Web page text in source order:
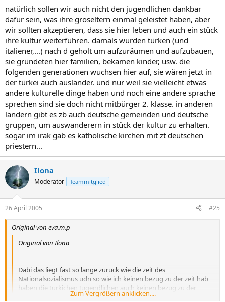
jugendlichen Türken nicht dafür dankbar sein das sie behilflich
waren Deutschland wieder mitaufzubauen. den sie waren es nicht.
natürlich sollen wir auch nicht den jugendlichen dankbar
dafür sein, was ihre groseltern einmal geleistet haben, aber
wir sollten akzeptieren, dass sie hier leben und auch ein stück
ihre kultur weiterführen. damals wurden türken (und
italiener,...) nach d geholt um aufzuräumen und aufzubauen,
sie gründeten hier familien, bekamen kinder, usw. die
folgenden generationen wuchsen hier auf, sie wären jetzt in
der türkei auch ausländer. und nur weil sie vielleicht etwas
andere kulturelle dinge haben und noch eine andere sprache
sprechen sind sie doch nicht mitbürger 2. klasse. in anderen
ländern gibt es zb auch deutsche gemeinden und deutsche
gruppen, um auswanderern in stück der kultur zu erhalten.
sogar im irak gab es katholische kirchen mit zt deutschen
priestern...
Ilona
Moderator Teammitglied
26 April 2005 #25
Original von eva.m.p
Original von Ilona
Dabi das liegt fast so lange zurück wie die zeit des
Nationalsozialismus udn so wie ich keinen bezug zu der zeit hab
haben die türkichen Jugendlichen auch keinen bezug zu der
tzeit als ihre Großeltern nach Deutschland geholt wurden.
Zum Vergrößern anklicken....